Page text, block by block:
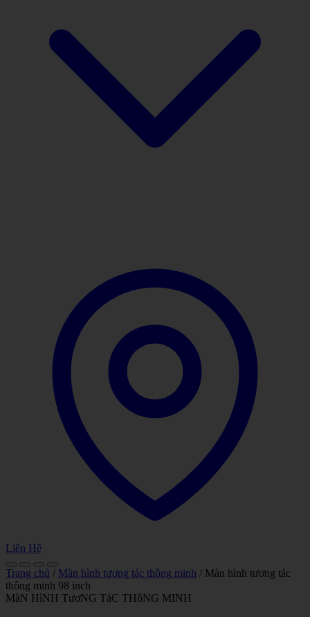
Liên Hệ
Trang chủ / Màn hình tương tác thông minh / Màn hình tương tác
thông minh 98 inch
MàN HìNH TươNG TáC THôNG MINH